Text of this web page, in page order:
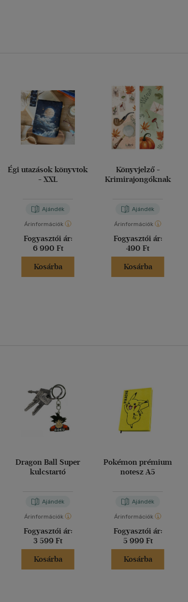
Égi utazások könyvtok
- XXL
Ajándék
Árinformációk
Fogyasztói ár:
6 990 Ft
Kosárba
Könyvjelző -
Krimirajongóknak
Ajándék
Árinformációk
Fogyasztói ár:
490 Ft
Kosárba
Dragon Ball Super
kulcstartó
Ajándék
Árinformációk
Fogyasztói ár:
3 599 Ft
Kosárba
Pokémon prémium
notesz A5
Ajándék
Árinformációk
Fogyasztói ár:
5 999 Ft
Kosárba